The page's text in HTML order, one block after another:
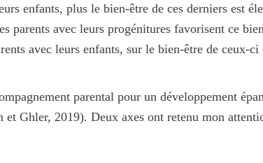
enfants, plus le bien-être de ces derniers est
parents avec leurs progénitures favorisent ce
avec leurs enfants, sur le bien-être de ceux-
parental pour un développement
Ghler, 2019). Deux axes ont retenu mon